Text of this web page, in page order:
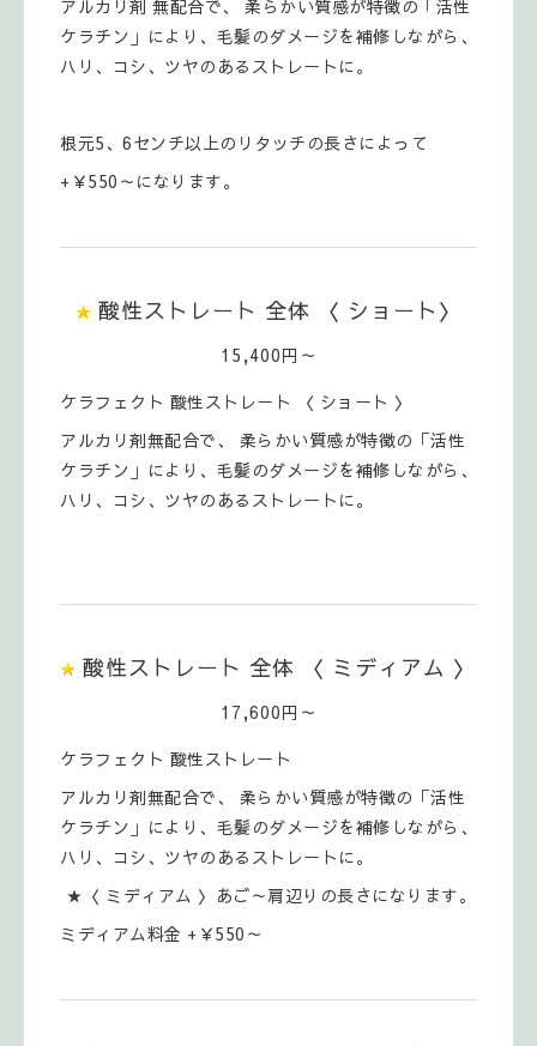
アルカリ剤 無配合で、 柔らかい質感が特徴の「活性
ケラチン」により、毛髪のダメージを補修しながら、
ハリ、コシ、ツヤのあるストレートに。
根元5、6センチ以上のリタッチの長さによって
+￥550～になります。
酸性ストレート 全体 〈 ショート〉
15,400円～
ケラフェクト 酸性ストレート 〈 ショート 〉
アルカリ剤無配合で、 柔らかい質感が特徴の「活性
ケラチン」により、毛髪のダメージを補修しながら、
ハリ、コシ、ツヤのあるストレートに。
酸性ストレート 全体 〈 ミディアム 〉
17,600円～
ケラフェクト 酸性ストレート
アルカリ剤無配合で、 柔らかい質感が特徴の「活性
ケラチン」により、毛髪のダメージを補修しながら、
ハリ、コシ、ツヤのあるストレートに。
★〈 ミディアム 〉あご～肩辺りの長さになります。
ミディアム料金 +￥550～